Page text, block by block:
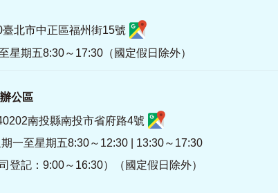
臺北市中正區福州街15號
星期五8:30～17:30（國定假日除外）
公區
南投縣南投市省府路4號
一至星期五8:30～12:30 | 13:30～17:30
司登記：9:00～16:30）（國定假日除外）